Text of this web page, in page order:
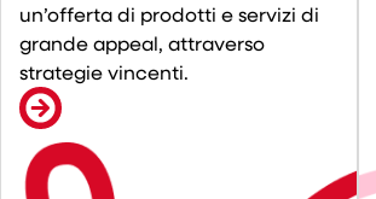
un’offerta di prodotti e servizi di
grande appeal, attraverso
strategie vincenti.